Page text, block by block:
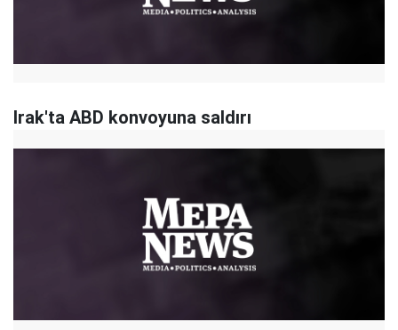
Irak'ta ABD konvoyuna saldırı